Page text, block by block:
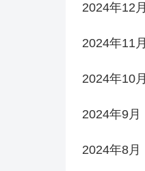
2024年12月
2024年11月
2024年10月
2024年9月
2024年8月